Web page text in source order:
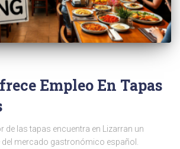
Empleo En Tapas
de las tapas encuentra en Lizarran un
mercado gastronómico español.